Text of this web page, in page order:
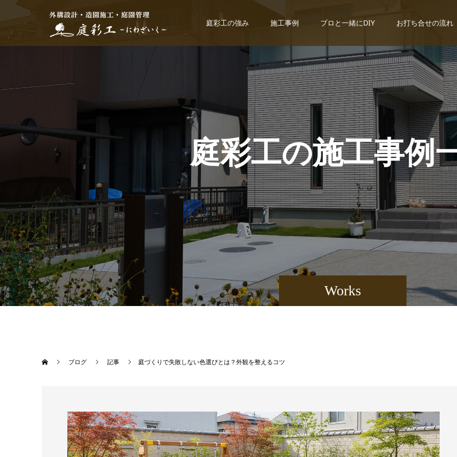
庭彩工の強み 施工事例 プロと一緒にDIY お打ち合せの流れ
Works
庭彩工の施工事例
ブログ 記事 庭づくりで失敗しない色選びとは？外観を整えるコツ